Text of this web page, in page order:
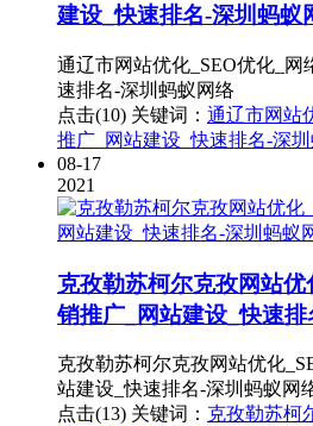
建设_快速排名-深圳蚂蚁
通辽市网站优化_SEO优化_网
速排名-深圳蚂蚁网络
点击(10) 关键词： 通辽市网站
推广_网站建设_快速排名-深
08-17
2021
克孜勒苏柯尔克孜网站
销推广_网站建设_快速
克孜勒苏柯尔克孜网站优化
站建设_快速排名-深圳蚂蚁网
点击(13) 关键词： 克孜勒苏柯